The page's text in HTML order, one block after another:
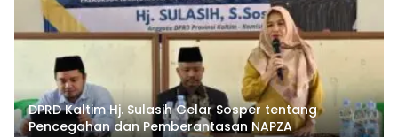
DPRD Kaltim Hj. Sulasih Gelar Sosper tentang
Pencegahan dan Pemberantasan NAPZA